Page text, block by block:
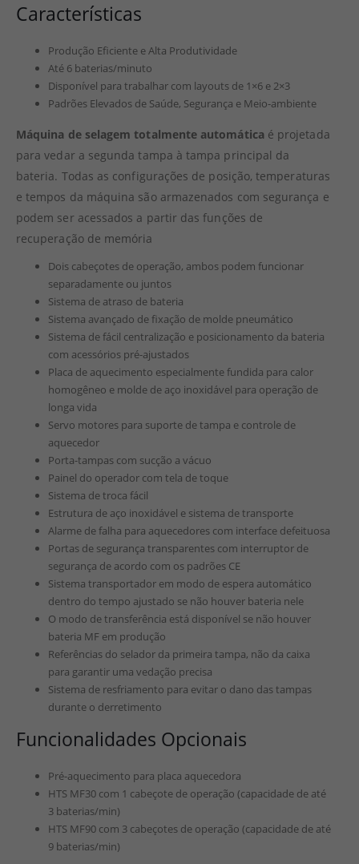
Características
Produção Eficiente e Alta Produtividade
Até 6 baterias/minuto
Disponível para trabalhar com layouts de 1×6 e 2×3
Padrões Elevados de Saúde, Segurança e Meio-ambiente
Máquina de selagem totalmente automática é projetada
para vedar a segunda tampa à tampa principal da
bateria. Todas as configurações de posição, temperaturas
e tempos da máquina são armazenados com segurança e
podem ser acessados a partir das funções de
recuperação de memória
Dois cabeçotes de operação, ambos podem funcionar
separadamente ou juntos
Sistema de atraso de bateria
Sistema avançado de fixação de molde pneumático
Sistema de fácil centralização e posicionamento da bateria
com acessórios pré-ajustados
Placa de aquecimento especialmente fundida para calor
homogêneo e molde de aço inoxidável para operação de
longa vida
Servo motores para suporte de tampa e controle de
aquecedor
Porta-tampas com sucção a vácuo
Painel do operador com tela de toque
Sistema de troca fácil
Estrutura de aço inoxidável e sistema de transporte
Alarme de falha para aquecedores com interface defeituosa
Portas de segurança transparentes com interruptor de
segurança de acordo com os padrões CE
Sistema transportador em modo de espera automático
dentro do tempo ajustado se não houver bateria nele
O modo de transferência está disponível se não houver
bateria MF em produção
Referências do selador da primeira tampa, não da caixa
para garantir uma vedação precisa
Sistema de resfriamento para evitar o dano das tampas
durante o derretimento
Funcionalidades Opcionais
Pré-aquecimento para placa aquecedora
HTS MF30 com 1 cabeçote de operação (capacidade de até
3 baterias/min)
HTS MF90 com 3 cabeçotes de operação (capacidade de até
9 baterias/min)